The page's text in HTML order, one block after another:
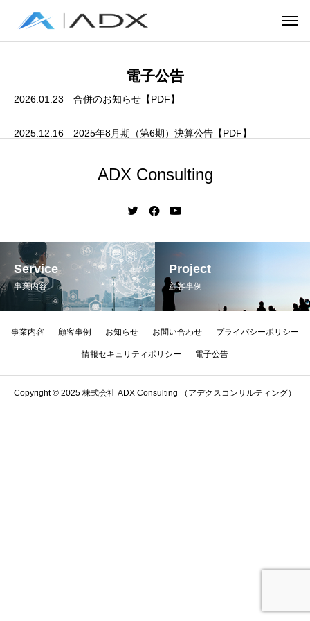
電子公告
2026.01.23 合併のお知らせ【PDF】
2025.12.16 2025年8月期（第6期）決算公告【PDF】
ADX Consulting
Service
事業内容
Project
顧客事例
事業内容 顧客事例 お知らせ お問い合わせ プライバシーポリシー
情報セキュリティポリシー 電子公告
Copyright © 2025 株式会社 ADX Consulting （アデクスコンサルティング）